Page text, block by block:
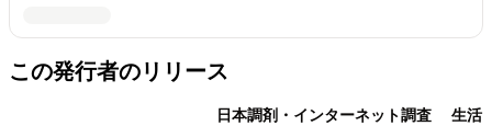
この発行者のリリース
日本調剤・インターネット調査 生活